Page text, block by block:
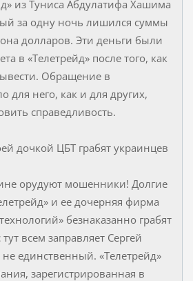
из Туниса Абдулатифа Хашима
за одну ночь лишился суммы
долларов. Эти деньги были
в «Телетрейд» после того, как
Обращение в
для него, как и для других,
справедливость.
дочкой ЦБТ грабят украинцев
орудуют мошенники! Долгие
и ее дочерняя фирма
безнаказанно грабят
всем заправляет Сергей
единственный. «Телетрейд»
зарегистрированная в